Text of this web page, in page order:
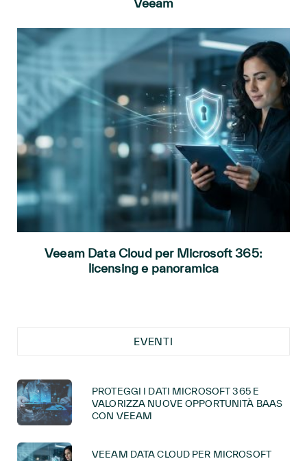
Veeam Data Cloud per Microsoft 365:
licensing e panoramica
EVENTI
PROTEGGI I DATI MICROSOFT 365 E
VALORIZZA NUOVE OPPORTUNITÀ BAAS
CON VEEAM
VEEAM DATA CLOUD PER MICROSOFT